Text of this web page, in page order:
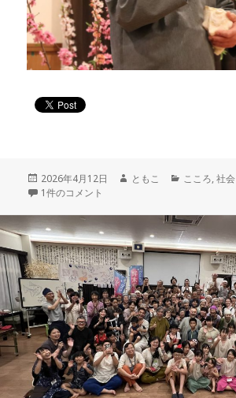
投
稿
2026年4月12日
作
ともこ
カ
リ
ー
こころ,社会
木の花ファミリー創立32周年を迎えて への
1件のコメント